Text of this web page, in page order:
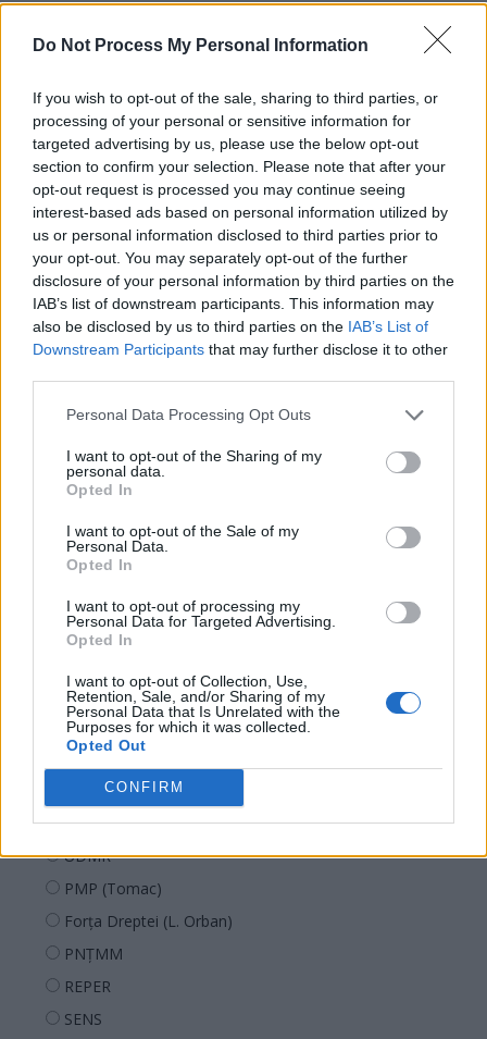
Do Not Process My Personal Information
If you wish to opt-out of the sale, sharing to third parties, or
processing of your personal or sensitive information for
targeted advertising by us, please use the below opt-out
section to confirm your selection. Please note that after your
opt-out request is processed you may continue seeing
interest-based ads based on personal information utilized by
us or personal information disclosed to third parties prior to
your opt-out. You may separately opt-out of the further
disclosure of your personal information by third parties on the
IAB’s list of downstream participants. This information may
also be disclosed by us to third parties on the IAB’s List of
Downstream Participants that may further disclose it to other
Personal Data Processing Opt Outs
I want to opt-out of the Sharing of my
personal data.
Opted In
I want to opt-out of the Sale of my
Personal Data.
Opted In
I want to opt-out of processing my
Personal Data for Targeted Advertising.
Opted In
I want to opt-out of Collection, Use,
Retention, Sale, and/or Sharing of my
Personal Data that Is Unrelated with the
Purposes for which it was collected.
Opted Out
CONFIRM
ad
Susțineți presa liberă! Donați aici pentru
Ziaristii.com!
24 de ore
08.38 Escrocul Chirieac
18.22 Georgia 2008
Sondaj
Ce partid ați vota dacă alegerile parlamentare ar avea
loc duminica viitoare?
USR
PNL
AUR
UDMR
PMP (Tomac)
Forța Dreptei (L. Orban)
PNȚMM
REPER
SENS